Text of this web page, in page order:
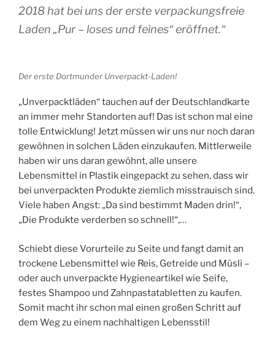
2018 hat bei uns der erste verpackungsfreie
Laden „Pur – loses und feines“ eröffnet.“
Der erste Dortmunder Unverpackt-Laden!
„Unverpacktläden“ tauchen auf der Deutschlandkarte
an immer mehr Standorten auf! Das ist schon mal eine
tolle Entwicklung! Jetzt müssen wir uns nur noch daran
gewöhnen in solchen Läden einzukaufen. Mittlerweile
haben wir uns daran gewöhnt, alle unsere
Lebensmittel in Plastik eingepackt zu sehen, dass wir
bei unverpackten Produkte ziemlich misstrauisch sind.
Viele haben Angst: „Da sind bestimmt Maden drin!“,
„Die Produkte verderben so schnell!“,…
Schiebt diese Vorurteile zu Seite und fangt damit an
trockene Lebensmittel wie Reis, Getreide und Müsli –
oder auch unverpackte Hygieneartikel wie Seife,
festes Shampoo und Zahnpastatabletten zu kaufen.
Somit macht ihr schon mal einen großen Schritt auf
dem Weg zu einem nachhaltigen Lebensstil!